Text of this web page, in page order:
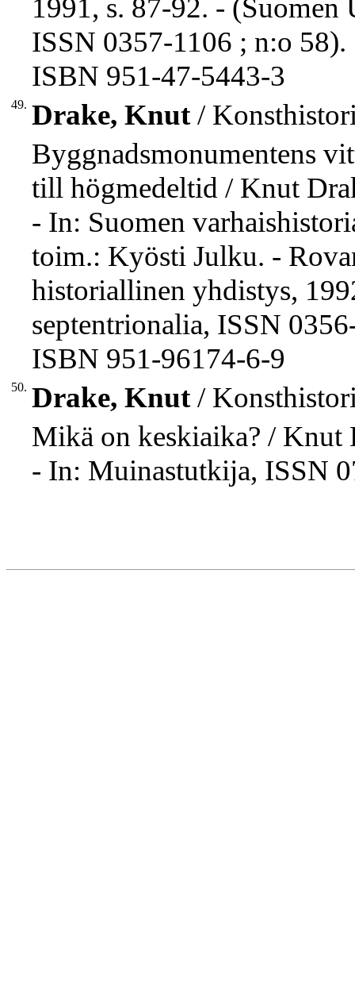
1991, s. 87-92. -
ISSN 0357-1106 ; n:o 58).
ISBN 951-47-5443-3
49. Drake, Knut/
Byggnadsmonumentens
till högmedeltid / Knut
- In: Suomen
toim.: Kyösti Julku. -
historiallinen yhdistys,
septentrionalia, ISSN
ISBN 951-96174-6-9
50. Drake, Knut/
Mikä on keskiaika? / Knut
- In: Muinastutkija, ISSN